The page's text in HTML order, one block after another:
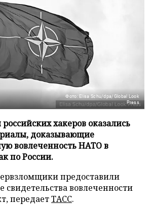
Фото: Elisa Schu/dpa/Global Look
Press
хакеров оказались
доказывающие
вовлеченность НАТО в
по России.
предоставили
свидетельства вовлеченности
передаетТАСС.